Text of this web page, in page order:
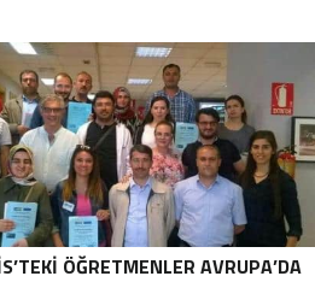
ÖĞRETMENLER AVRUPA’DA